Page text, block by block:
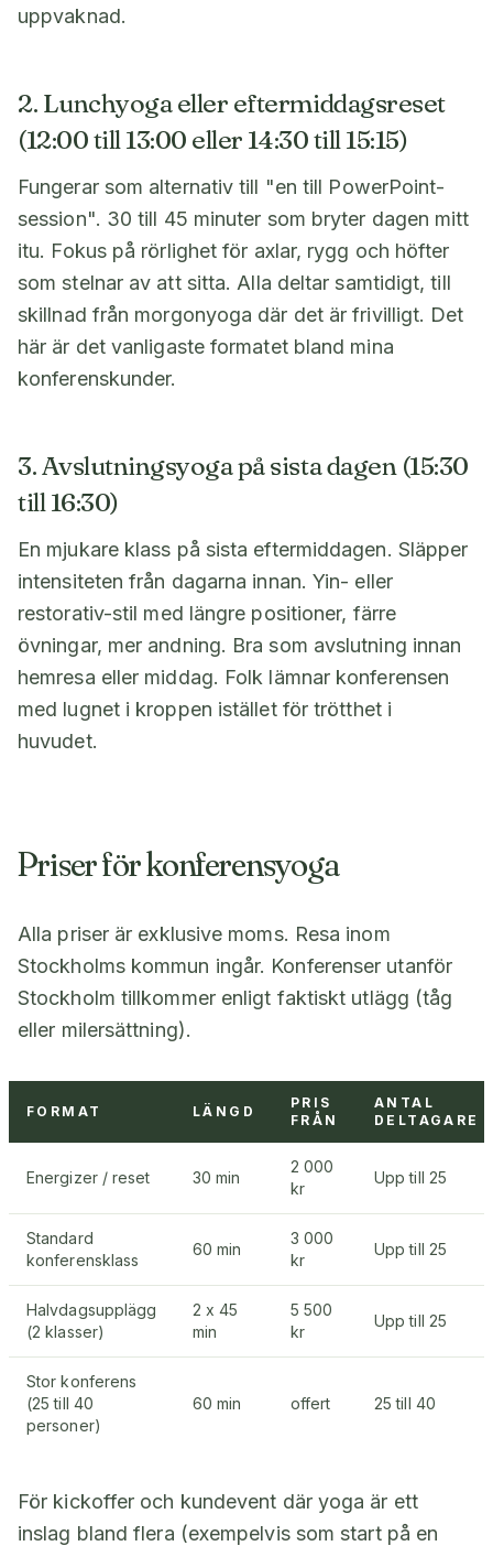
uppvaknad.
2. Lunchyoga eller eftermiddagsreset
(12:00 till 13:00 eller 14:30 till 15:15)
Fungerar som alternativ till "en till PowerPoint-
session". 30 till 45 minuter som bryter dagen mitt
itu. Fokus på rörlighet för axlar, rygg och höfter
som stelnar av att sitta. Alla deltar samtidigt, till
skillnad från morgonyoga där det är frivilligt. Det
här är det vanligaste formatet bland mina
konferenskunder.
3. Avslutningsyoga på sista dagen (15:30
till 16:30)
En mjukare klass på sista eftermiddagen. Släpper
intensiteten från dagarna innan. Yin- eller
restorativ-stil med längre positioner, färre
övningar, mer andning. Bra som avslutning innan
hemresa eller middag. Folk lämnar konferensen
med lugnet i kroppen istället för trötthet i
huvudet.
Priser för konferensyoga
Alla priser är exklusive moms. Resa inom
Stockholms kommun ingår. Konferenser utanför
Stockholm tillkommer enligt faktiskt utlägg (tåg
eller milersättning).
FORMAT LÄNGD
PRIS
FRÅN
ANTAL
DELTAGARE
Energizer / reset 30 min
2 000
kr
Upp till 25
Standard
konferensklass
60 min
3 000
kr
Upp till 25
Halvdagsupplägg
(2 klasser)
2 x 45
min
5 500
kr
Upp till 25
Stor konferens
(25 till 40
personer)
60 min offert 25 till 40
För kickoffer och kundevent där yoga är ett
inslag bland flera (exempelvis som start på en